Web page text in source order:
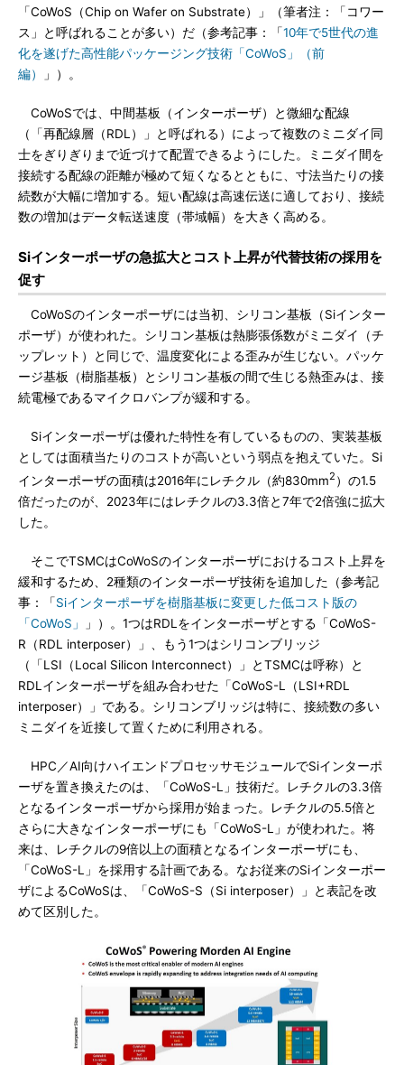
「CoWoS（Chip on Wafer on Substrate）」（筆者注：「コワー
ス」と呼ばれることが多い）だ（参考記事：「10年で5世代の進
化を遂げた高性能パッケージング技術「CoWoS」（前
編）
」）。
CoWoSでは、中間基板（インターポーザ）と微細な配線
（「再配線層（RDL）」と呼ばれる）によって複数のミニダイ同
士をぎりぎりまで近づけて配置できるようにした。ミニダイ間を
接続する配線の距離が極めて短くなるとともに、寸法当たりの接
続数が大幅に増加する。短い配線は高速伝送に適しており、接続
数の増加はデータ転送速度（帯域幅）を大きく高める。
Siインターポーザの急拡大とコスト上昇が代替技術の採用を
促す
CoWoSのインターポーザには当初、シリコン基板（Siインター
ポーザ）が使われた。シリコン基板は熱膨張係数がミニダイ（チ
ップレット）と同じで、温度変化による歪みが生じない。パッケ
ージ基板（樹脂基板）とシリコン基板の間で生じる熱歪みは、接
続電極であるマイクロバンプが緩和する。
Siインターポーザは優れた特性を有しているものの、実装基板
としては面積当たりのコストが高いという弱点を抱えていた。Si
インターポーザの面積は2016年にレチクル（約830mm2 ）の1.5
倍だったのが、2023年にはレチクルの3.3倍と7年で2倍強に拡大
した。
そこでTSMCはCoWoSのインターポーザにおけるコスト上昇を
緩和するため、2種類のインターポーザ技術を追加した（参考記
事：「Siインターポーザを樹脂基板に変更した低コスト版の
「CoWoS」
」）。1つはRDLをインターポーザとする「CoWoS-
R（RDL interposer）」、もう1つはシリコンブリッジ
（「LSI（Local Silicon Interconnect）」とTSMCは呼称）と
RDLインターポーザを組み合わせた「CoWoS-L（LSI+RDL
interposer）」である。シリコンブリッジは特に、接続数の多い
ミニダイを近接して置くために利用される。
HPC／AI向けハイエンドプロセッサモジュールでSiインターポ
ーザを置き換えたのは、「CoWoS-L」技術だ。レチクルの3.3倍
となるインターポーザから採用が始まった。レチクルの5.5倍と
さらに大きなインターポーザにも「CoWoS-L」が使われた。将
来は、レチクルの9倍以上の面積となるインターポーザにも、
「CoWoS-L」を採用する計画である。なお従来のSiインターポー
ザによるCoWoSは、「CoWoS-S（Si interposer）」と表記を改
めて区別した。